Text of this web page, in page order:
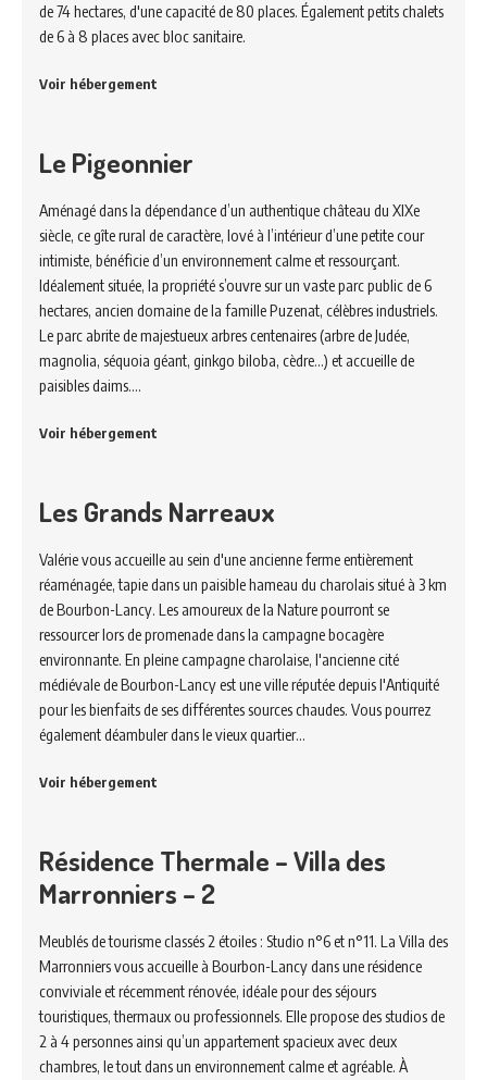
de 74 hectares, d'une capacité de 80 places. Également petits chalets
de 6 à 8 places avec bloc sanitaire.
Voir hébergement
Le Pigeonnier
Aménagé dans la dépendance d’un authentique château du XIXe
siècle, ce gîte rural de caractère, lové à l’intérieur d’une petite cour
intimiste, bénéficie d’un environnement calme et ressourçant.
Idéalement située, la propriété s’ouvre sur un vaste parc public de 6
hectares, ancien domaine de la famille Puzenat, célèbres industriels.
Le parc abrite de majestueux arbres centenaires (arbre de Judée,
magnolia, séquoia géant, ginkgo biloba, cèdre…) et accueille de
paisibles daims.…
Voir hébergement
Les Grands Narreaux
Valérie vous accueille au sein d'une ancienne ferme entièrement
réaménagée, tapie dans un paisible hameau du charolais situé à 3 km
de Bourbon-Lancy. Les amoureux de la Nature pourront se
ressourcer lors de promenade dans la campagne bocagère
environnante. En pleine campagne charolaise, l'ancienne cité
médiévale de Bourbon-Lancy est une ville réputée depuis l'Antiquité
pour les bienfaits de ses différentes sources chaudes. Vous pourrez
également déambuler dans le vieux quartier…
Voir hébergement
Résidence Thermale – Villa des
Marronniers – 2
Meublés de tourisme classés 2 étoiles : Studio n°6 et n°11. La Villa des
Marronniers vous accueille à Bourbon-Lancy dans une résidence
conviviale et récemment rénovée, idéale pour des séjours
touristiques, thermaux ou professionnels. Elle propose des studios de
2 à 4 personnes ainsi qu’un appartement spacieux avec deux
chambres, le tout dans un environnement calme et agréable. À